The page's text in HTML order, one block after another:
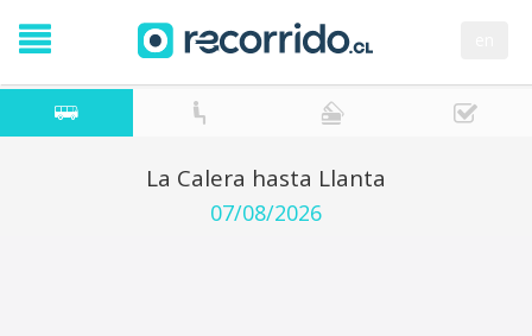
La Calera hasta Llanta
07/08/2026